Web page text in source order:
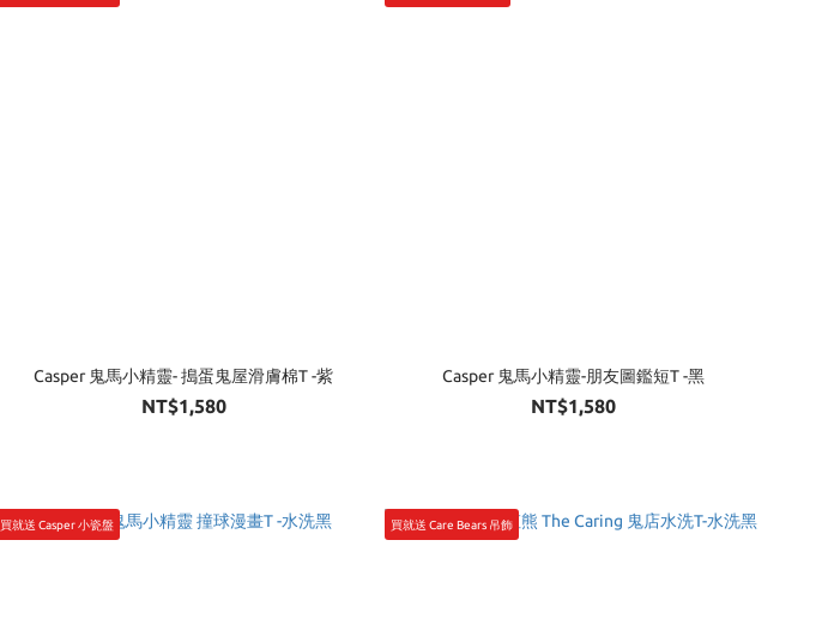
Casper 鬼馬小精靈- 搗蛋鬼屋滑膚棉T -紫
NT$1,580
Casper 鬼馬小精靈-朋友圖鑑短T -黑
NT$1,580
買就送 Casper 小瓷盤 買就送 Care Bears 吊飾